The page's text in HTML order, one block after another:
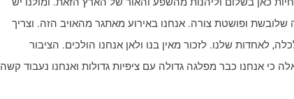
ופושטת צורה. אנחנו באירוע מאתגר מהאויב הזה. וצריך
לאחדות שלנו. לזכור מאין בנו ולאן אנחנו הולכים. הציבור
אנחנו כבר מפלגה גדולה עם ציפיות גדולות ואנחנו נעבוד קשה